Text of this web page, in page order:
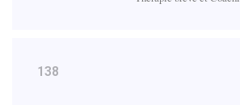
138